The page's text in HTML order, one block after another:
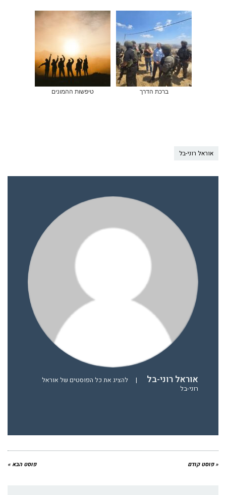
ברכת הדרך טיפשות ההמונים
אוראל רוני-בל
אוראל רוני-בל |
להציג את כל הפוסטים של אוראל
רוני-בל
« פוסט קודם פוסט הבא »